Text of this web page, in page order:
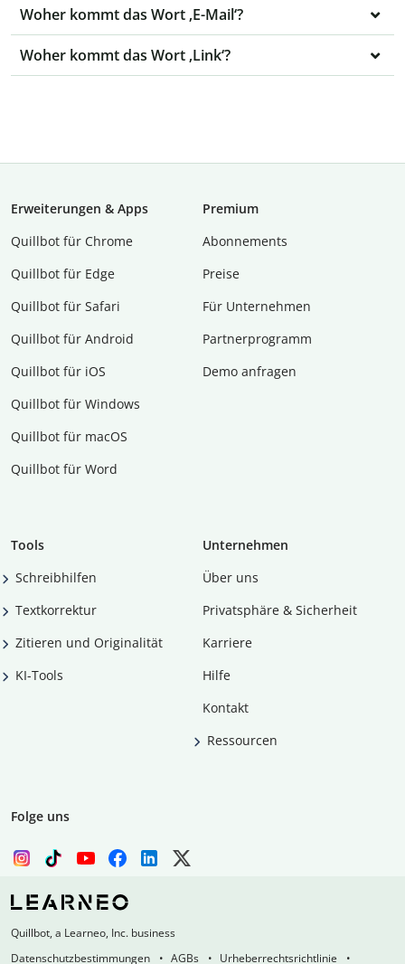
Woher kommt das Wort ‚E-Mail‘?
Woher kommt das Wort ‚Link‘?
Erweiterungen & Apps
Quillbot für Chrome
Quillbot für Edge
Quillbot für Safari
Quillbot für Android
Quillbot für iOS
Quillbot für Windows
Quillbot für macOS
Quillbot für Word
Premium
Abon­ne­ments
Preise
Für Unternehmen
Partnerprogramm
Demo anfragen
Tools
Schreibhilfen
Textkorrektur
Zitieren und Originalität
KI-Tools
Unternehmen
Über uns
Privatsphäre & Sicherheit
Karriere
Hilfe
Kontakt
Ressourcen
Folge uns
Quillbot, a Learneo, Inc. business
Datenschutzbestimmungen
AGBs Urheberrechtsrichtlinie